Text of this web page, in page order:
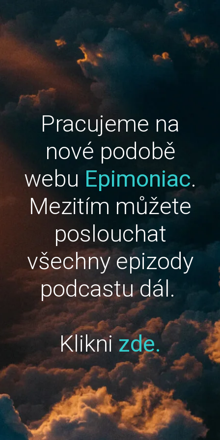
Pracujeme na
nové podobě
webu Epimoniac.
Mezitím můžete
poslouchat
všechny epizody
podcastu dál.
Kliknizde.